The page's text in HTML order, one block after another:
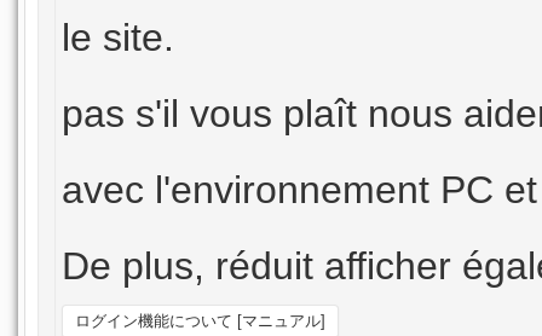
le site.
pas s'il vous plaît nous
avec l'environnement PC
De plus, réduit afficher
ログイン機能について [マニュアル]